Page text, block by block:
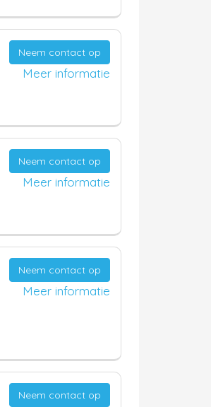
Neem contact op
Meer informatie
Neem contact op
Meer informatie
Neem contact op
Meer informatie
Neem contact op